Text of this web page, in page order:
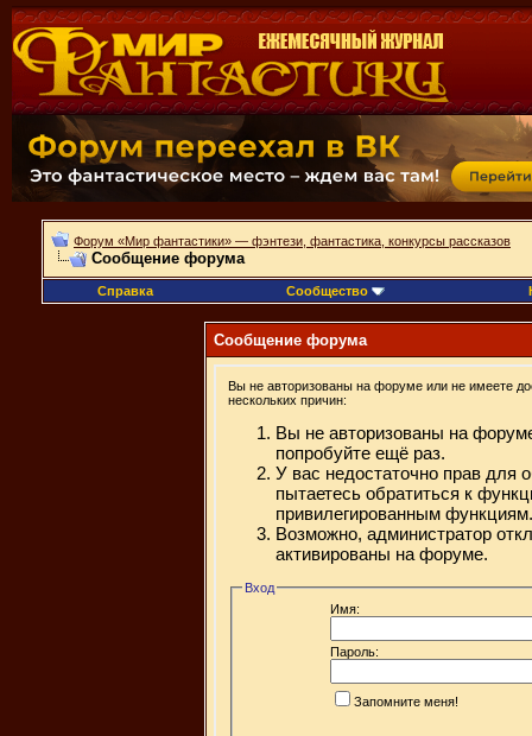
Форум «Мир фантастики» — фэнтези, фантастика, конкурсы рассказов
Сообщение форума
Справка Сообщество
Сообщение форума
Вы не авторизованы на форуме или не имеете
нескольких причин:
Вы не авторизованы на
попробуйте ещё раз.
У вас недостаточно прав для
пытаетесь обратиться к
привилегированным функциям.
Возможно, администратор
активированы на форуме.
Вход
Имя:
Пароль:
Запомните меня!